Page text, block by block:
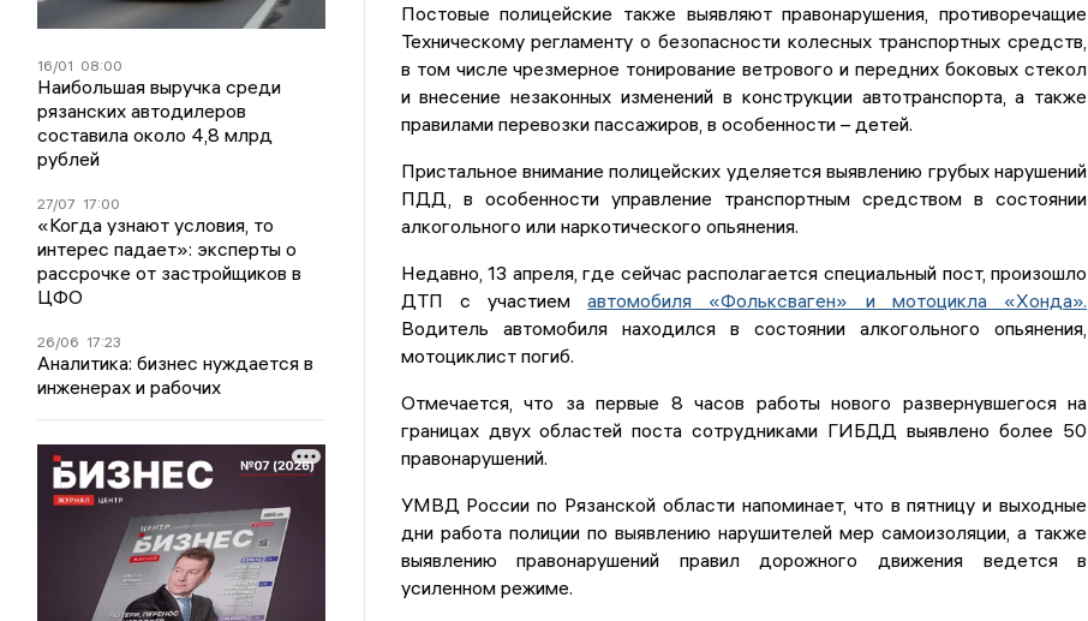
16/01 08:00
Наибольшая выручка среди
рязанских автодилеров
составила около 4,8 млрд
рублей
27/07 17:00
«Когда узнают условия, то
интерес падает»: эксперты о
рассрочке от застройщиков в
ЦФО
26/06 17:23
Аналитика: бизнес нуждается в
инженерах и рабочих
Постовые полицейские также выявляют правонарушения, противоречащие
Техническому регламенту о безопасности колесных транспортных средств,
в том числе чрезмерное тонирование ветрового и передних боковых стекол
и внесение незаконных изменений в конструкции автотранспорта, а также
правилами перевозки пассажиров, в особенности – детей.
Пристальное внимание полицейских уделяется выявлению грубых нарушений
ПДД, в особенности управление транспортным средством в состоянии
алкогольного или наркотического опьянения.
Недавно, 13 апреля, где сейчас располагается специальный пост, произошло
ДТП с участиемавтомобиля «Фольксваген» и мотоцикла «Хонда».
Водитель автомобиля находился в состоянии алкогольного опьянения,
мотоциклист погиб.
Отмечается, что за первые 8 часов работы нового развернувшегося на
границах двух областей поста сотрудниками ГИБДД выявлено более 50
правонарушений.
УМВД России по Рязанской области напоминает, что в пятницу и выходные
дни работа полиции по выявлению нарушителей мер самоизоляции, а также
выявлению правонарушений правил дорожного движения ведется в
усиленном режиме.